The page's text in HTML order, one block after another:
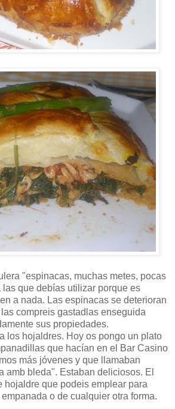
"espinacas, muchas metes, pocas
que debías utilizar porque es
a nada. Las espinacas se deterioran
compreis gastadlas enseguida
sus propiedades.
los hojaldres. Hoy os pongo un plato
que hacían en el Bar Casino
más jóvenes y que llamaban
amb bleda". Estaban deliciosos. El
hojaldre que podeis emplear para
o de cualquier otra forma.